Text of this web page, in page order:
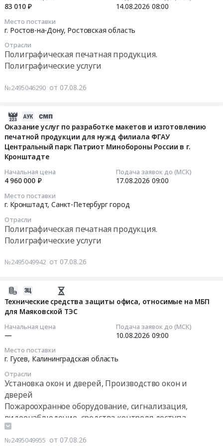
83 010 ₽ 14.08.2026 08:00
Место поставки
г. Ростов-на-Дону, Ростовская область
Отрасли
Полиграфическая печатная продукция.
Полиграфические услуги
№2495046290 от 07.08.26
Оказание услуг по разработке макетов и изготовлению
печатной продукции для нужд филиала ФГАУ
Центральный парк Патриот Минобороны России в г.
Кронштадте
Начальная цена
4 960 000 ₽
Подача заявок до (МСК)
17.08.2026 09:00
Место поставки
г. Кронштадт,Санкт-Петербург город
Отрасли
Полиграфическая печатная продукция.
Полиграфические услуги
№2495049942 от 07.08.26
Технические средства защиты офиса, относимые на МБП
для Маяковской ТЭС
Начальная цена
—
Подача заявок до (МСК)
10.08.2026 09:00
Место поставки
г. Гусев, Калининградская область
Отрасли
Установка окон и дверей, Производство окон и
дверей
Пожароохранное оборудование, сигнализация,
видеонаблюдение, средства контроля доступа
Тара и упаковка
Полиграфическая печатная продукция.
№2495049955 от 07.08.26